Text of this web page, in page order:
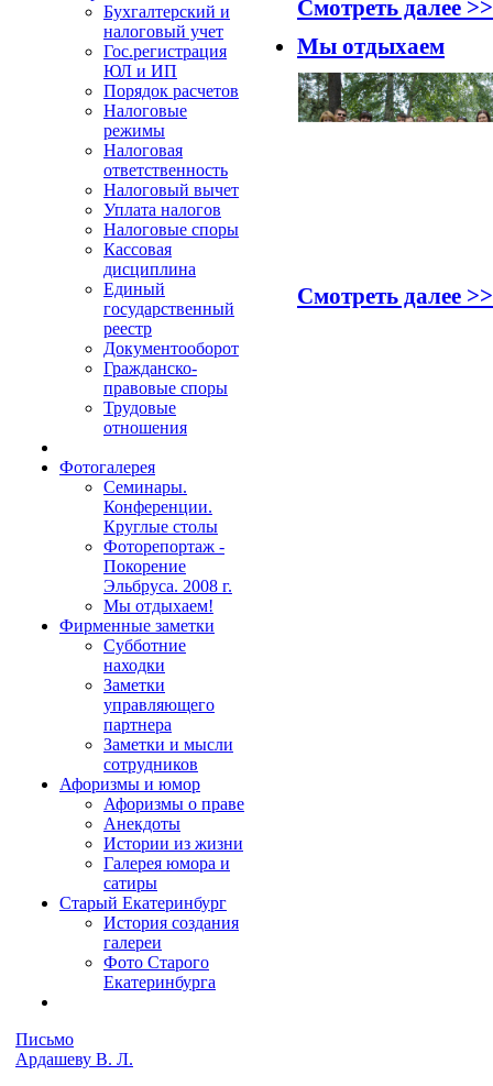
Бухгалтерский и
налоговый учет
Гос.регистрация
ЮЛ и ИП
Порядок расчетов
Налоговые
режимы
Налоговая
ответственность
Налоговый вычет
Уплата налогов
Налоговые споры
Кассовая
дисциплина
Единый
государственный
реестр
Документооборот
Гражданско-
правовые споры
Трудовые
отношения
Фотогалерея
Семинары.
Конференции.
Круглые столы
Фоторепортаж -
Покорение
Эльбруса. 2008 г.
Мы отдыхаем!
Фирменные заметки
Субботние
находки
Заметки
управляющего
партнера
Заметки и мысли
сотрудников
Афоризмы и юмор
Афоризмы о праве
Анекдоты
Истории из жизни
Галерея юмора и
сатиры
Старый Екатеринбург
История создания
галереи
Фото Старого
Екатеринбурга
Письмо
Ардашеву В. Л.
Смотреть далее >>
Мы отдыхаем
Смотреть далее >>